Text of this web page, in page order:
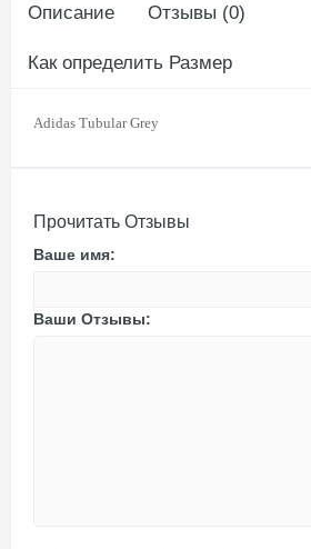
Описание Отзывы (0)
Как определить Размер
Adidas Tubular Grey
Прочитать Отзывы
Ваше имя:
Ваши Отзывы: